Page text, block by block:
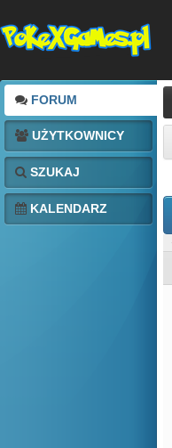
FORUM
UŻYTKOWNICY
SZUKAJ
KALENDARZ